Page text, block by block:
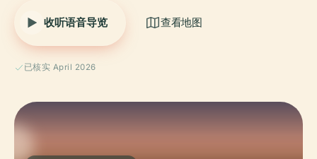
收听语音导览 查看地图
已核实 April 2026